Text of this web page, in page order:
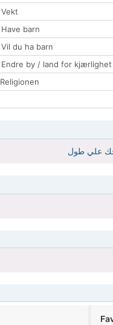
Vekt
Have barn
Vil du ha barn
Endre by / land for kjærlighet
Religionen
علي طول